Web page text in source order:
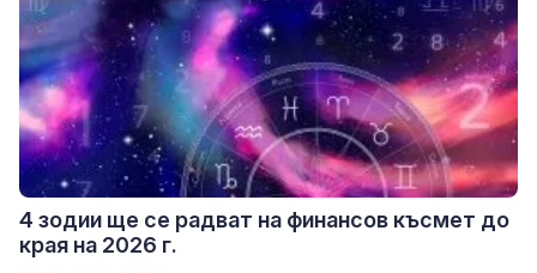
4 зодии ще се радват на финансов късмет до
края на 2026 г.